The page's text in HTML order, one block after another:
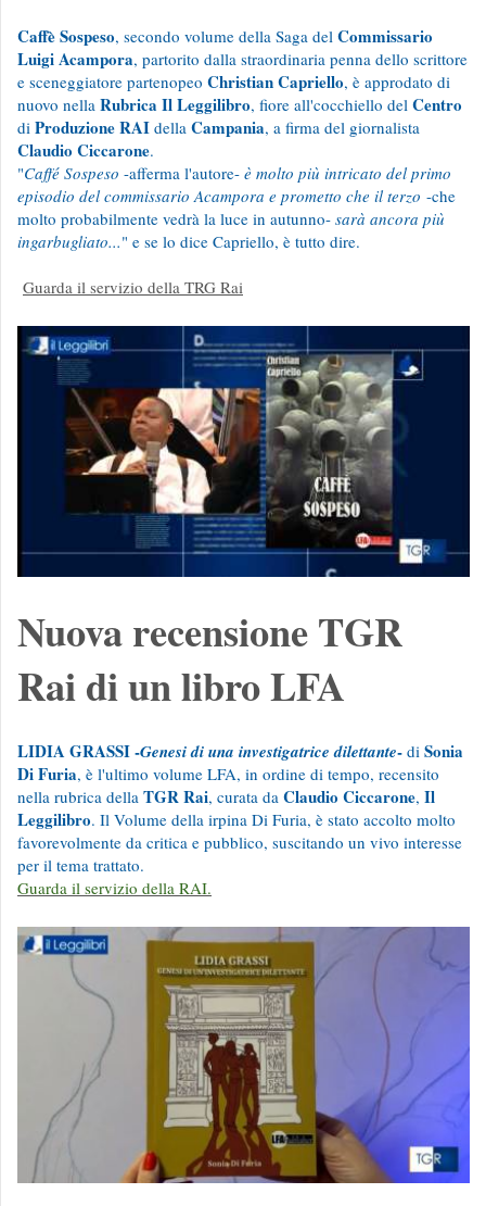
Caffè Sospeso, secondo volume della Saga del Commissario
Luigi Acampora, partorito dalla straordinaria penna dello scrittore
e sceneggiatore partenopeo Christian Capriello, è approdato di
nuovo nella Rubrica Il Leggilibro, fiore all'cocchiello del Centro
di Produzione RAI della Campania, a firma del giornalista
Claudio Ciccarone.
"Caffé Sospeso -afferma l'autore- è molto più intricato del primo
episodio del commissario Acampora e prometto che il terzo -che
molto probabilmente vedrà la luce in autunno- sarà ancora più
ingarbugliato..." e se lo dice Capriello, è tutto dire.
Guarda il servizio della TRG Rai
Nuova recensione TGR
Rai di un libro LFA
LIDIA GRASSI -Genesi di una investigatrice dilettante- di Sonia
Di Furia, è l'ultimo volume LFA, in ordine di tempo, recensito
nella rubrica della TGR Rai, curata da Claudio Ciccarone, Il
Leggilibro. Il Volume della irpina Di Furia, è stato accolto molto
favorevolmente da critica e pubblico, suscitando un vivo interesse
per il tema trattato.
Guarda il servizio della RAI.